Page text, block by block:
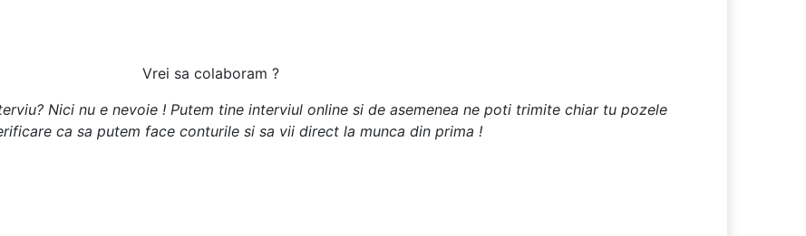
Vrei sa colaboram ?
Nici nu e nevoie ! Putem tine interviul online si de asemenea ne poti trimite chiar tu pozele
ca sa putem face conturile si sa vii direct la munca din prima !